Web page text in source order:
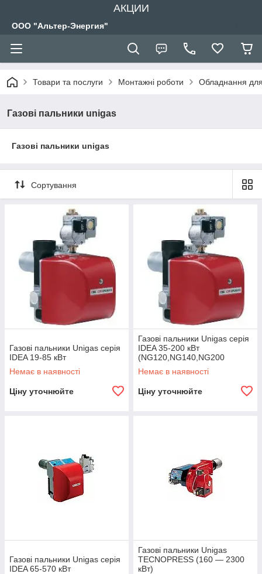
АКЦИИ
ООО "Альтер-Энергия"
Товари та послуги Монтажні роботи Обладнання
Газові пальники unigas
Газові пальники unigas
Сортування
Газові пальники Unigas серія
IDEA 19-85 кВт
Немає в наявності
Ціну уточнюйте
Газові пальники Unigas серія
IDEA 35-200 кВт
(NG120,NG140,NG200
Немає в наявності
Ціну уточнюйте
Газові пальники Unigas серія
IDEA 65-570 кВт
Газові пальники Unigas
TECNOPRESS (160 — 2300
кВт)